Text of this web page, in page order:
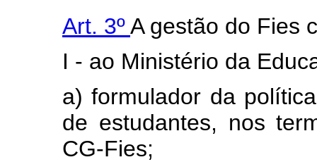
Art. 3ºA gestão do Fies
I - ao Ministério da
a) formulador da
de estudantes, nos
CG-Fies;